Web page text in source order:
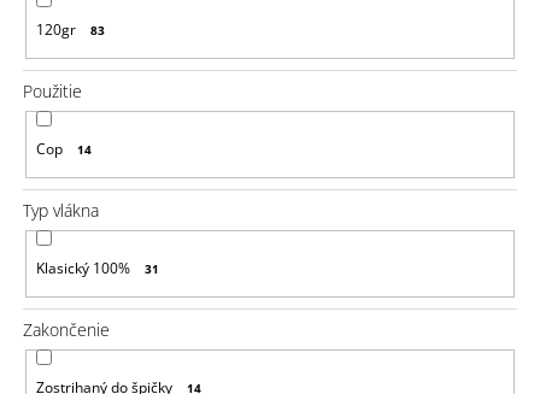
120gr 83
Použitie
Cop 14
Typ vlákna
Klasický 100% 31
Zakončenie
Zostrihaný do špičky 14